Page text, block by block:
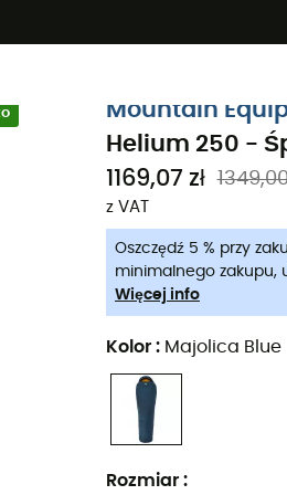
kod Summer5
Mountain
Helium 250 -
1169,07 zł 1349,00
z VAT
Oszczędź 5 % przy
minimalnego zakupu,
Więcej info
Kolor : Majolica Blue
Rozmiar :